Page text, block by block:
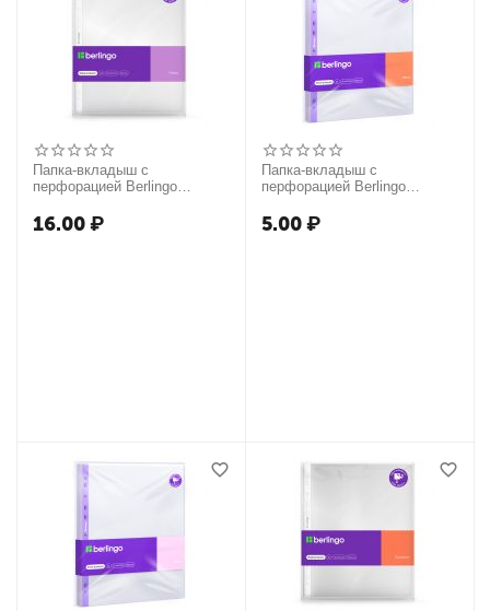
Папка-вкладыш с
перфорацией Berlingo
глянцевая, в пакете
16.00₽
Папка-вкладыш с
перфорацией Berlingo
глянцевая
5.00₽